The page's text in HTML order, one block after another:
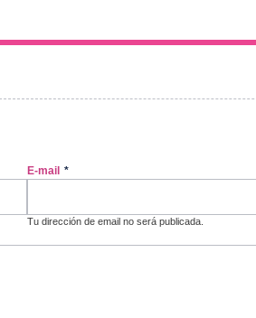
E-mail *
Tu dirección de email no será publicada.